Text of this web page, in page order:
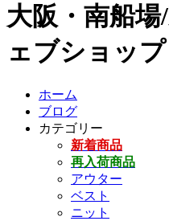
大阪・南船
ェブショップ
ホーム
ブログ
カテゴリー
新着商品
再入荷商品
アウター
ベスト
ニット